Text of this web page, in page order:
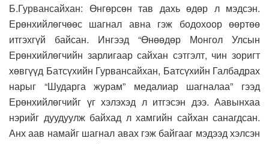
Б.Гурвансайхан: Өнгөрсөн тав дахь өдөр л мэдсэн.
Ерөнхийлөгчөөс шагнал авна гэж бодохоор өөртөө
итгэхгүй байсан. Ингээд “Өнөөдөр Монгол Улсын
Ерөнхийлөгчийн зарлигаар сайхан сэтгэлт, чин зоригт
хөвгүүд Батсүхийн Гурвансайхан, Батсүхийн Галбадрах
нарыг “Шударга журам” медалиар шагналаа” гээд
Ерөнхийлөгчийг үг хэлэхэд л итгэсэн дээ. Аавынхаа
нэрийг дуудуулж байхад л хамгийн сайхан санагдсан.
Анх аав намайг шагнал авах гэж байгааг мэдээд хэлсэн